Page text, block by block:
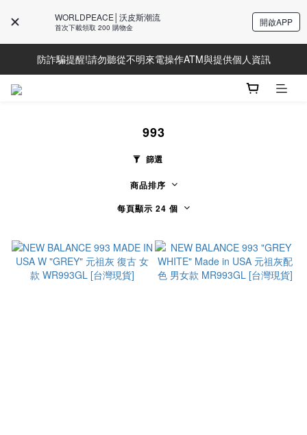
WORLDPEACE│沃皮斯潮流
首次下載領取 200 購物金 開啟APP
Line好友募集中!加入獲得最新資訊
Line好友募集中!加入獲得最新資訊
防詐騙提醒!請勿聽從不明來電操作ATM與提供個人資訊
993
篩選
商品排序
每頁顯示 24 個